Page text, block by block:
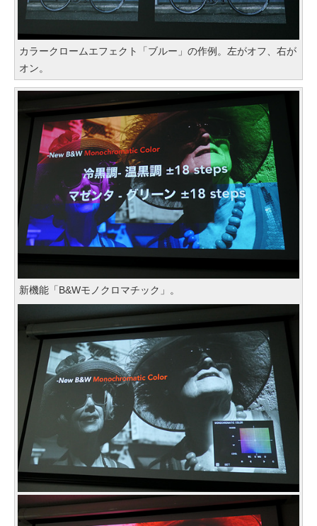
カラークロームエフェクト「ブルー」の作例。左がオフ、右が
オン。
新機能「B&Wモノクロマチック」。